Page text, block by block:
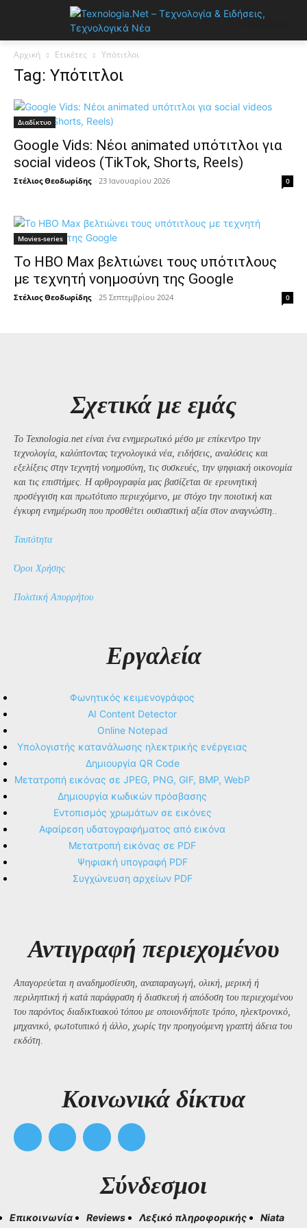
Αρχική Ετικέτες Υπότιτλοι
Tag: Υπότιτλοι
Διαδίκτυο
Google Vids: Νέοι animatеd υπότιτλοι για
social videos (TikTok, Shorts, Reels)
Στέλιος Θεοδωρίδης - 23 Ιανουαρίου 2026 0
Movies-series
Το HBO Max βελτιώνει τους υπότιτλους
με τεχνητή νοημοσύνη της Google
Στέλιος Θεοδωρίδης - 25 Σεπτεμβρίου 2024 0
Σχετικά με εμάς
Το Texnologia.net είναι ένα ενημερωτικό μέσο με επίκεντρο την
τεχνολογία, καλύπτοντας τεχνολογικά νέα, ειδήσεις, αναλύσεις και
εξελίξεις στην τεχνητή νοημοσύνη, τις συσκευές, την ψηφιακή οικονομία
και τις επιστήμες. Η αρθρογραφία μας βασίζεται σε ερευνητική
προσέγγιση και πρωτότυπο περιεχόμενο, με στόχο την ποιοτική και
έγκυρη ενημέρωση που προσθέτει ουσιαστική αξία στον αναγνώστη..
Ταυτότητα
Όροι Χρήσης
Πολιτική Απορρήτου
Εργαλεία
Φωνητικός κειμενογράφος
AI Content Detector
Online Notepad
Υπολογιστής κατανάλωσης ηλεκτρικής ενέργειας
Δημιουργία QR Code
Μετατροπή εικόνας σε JPEG, PNG, GIF, BMP, WebP
Δημιουργία κωδικών πρόσβασης
Εντοπισμός χρωμάτων σε εικόνες
Αφαίρεση υδατογραφήματος από εικόνα
Μετατροπή εικόνας σε PDF
Ψηφιακή υπογραφή PDF
Συγχώνευση αρχείων PDF
Αντιγραφή περιεχομένου
Απαγορεύεται η αναδημοσίευση, αναπαραγωγή, ολική, μερική ή
περιληπτική ή κατά παράφραση ή διασκευή ή απόδοση του περιεχομένου
του παρόντος διαδικτυακού τόπου με οποιονδήποτε τρόπο, ηλεκτρονικό,
μηχανικό, φωτοτυπικό ή άλλο, χωρίς την προηγούμενη γραπτή άδεια του
εκδότη.
Kοινωνικά δίκτυα
Σύνδεσμοι
Επικοινωνία Reviews Λεξικό πληροφορικής
Niata